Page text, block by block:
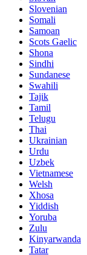
Slovenian
Somali
Samoan
Scots Gaelic
Shona
Sindhi
Sundanese
Swahili
Tajik
Tamil
Telugu
Thai
Ukrainian
Urdu
Uzbek
Vietnamese
Welsh
Xhosa
Yiddish
Yoruba
Zulu
Kinyarwanda
Tatar